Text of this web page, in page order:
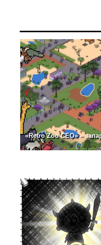
«Retro Zoo CEO» –